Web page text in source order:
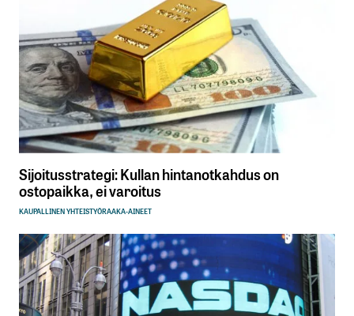
Sijoitusstrategi: Kullan hintanotkahdus on
ostopaikka, ei varoitus
KAUPALLINEN YHTEISTYÖRAAKA-AINEET